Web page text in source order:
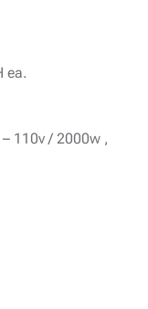
ea.
– 110v / 2000w ,